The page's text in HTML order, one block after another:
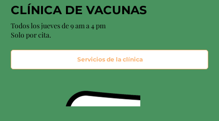
CLÍNICA DE VACUNAS
Todos los jueves de 9 am a 4 pm
Solo por cita.
Servicios de la clínica